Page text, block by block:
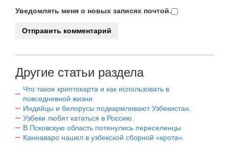
Уведомлять меня о новых записях почтой.
Другие статьи раздела
Что такое криптокарта и как использовать в
повседневной жизни
Индийцы и белорусы подкармливают Узбекистан.
Узбеки любят кататься в Россию.
В Псковскую область потянулись переселенцы
Каннаваро нашел в узбекской сборной «крота».